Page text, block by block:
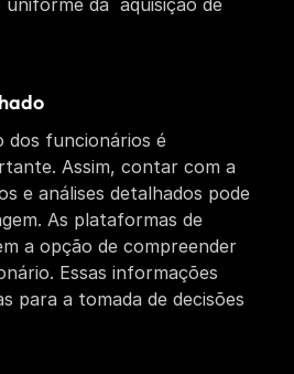
da  aquisição de
dos funcionários é
Assim, contar com a
e análises detalhados pode
As plataformas de
a opção de compreender
Essas informações
para a tomada de decisões